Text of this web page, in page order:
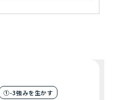
①-3強みを生かす